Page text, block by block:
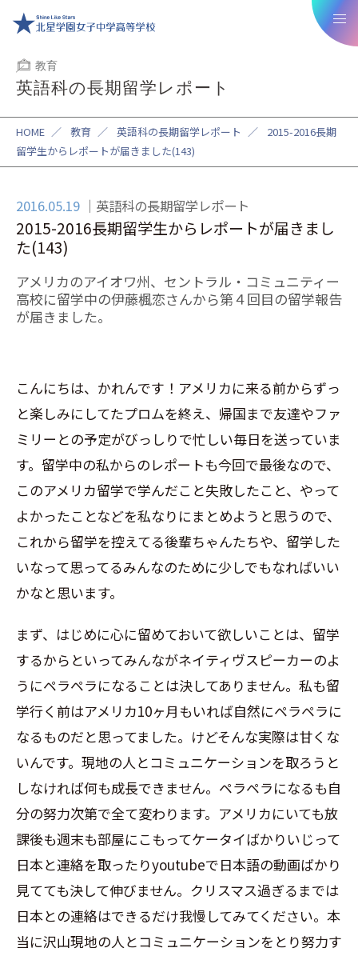
教育
英語科の長期留学レポート
HOME ／ 教育 ／ 英語科の長期留学レポート ／
2015-2016長期
留学生からレポートが届きました(143)
2016.05.19 英語科の長期留学レポート
2015-2016長期留学生からレポートが届きまし
た(143)
アメリカのアイオワ州、セントラル・コミュニティー
高校に留学中の伊藤楓恋さんから第４回目の留学報告
が届きました。
こんにちは、かれんです！アメリカに来る前からずっ
と楽しみにしてたプロムを終え、帰国まで友達やファ
ミリーとの予定がびっしりで忙しい毎日を送っていま
す。留学中の私からのレポートも今回で最後なので、
このアメリカ留学で学んだこと失敗したこと、やって
よかったことなどを私なりにまとめようと思うので、
これから留学を控えてる後輩ちゃんたちや、留学した
いなって思ってるみんなのために少しでもなればいい
かなと思います。
まず、はじめに心に留めておいて欲しいことは、留学
するからといってみんながネイティヴスピーカーのよ
うにペラペラになることは決してありません。私も留
学行く前はアメリカ10ヶ月もいれば自然にペラペラに
なるものだと思ってました。けどそんな実際は甘くな
いんです。現地の人とコミュニケーションを取ろうと
しなければ何も成長できません。ペラペラになるも自
分の努力次第で全て変わります。アメリカにいても放
課後も週末も部屋にこもってケータイばかりいじって
日本と連絡を取ったりyoutubeで日本語の動画ばかり
見てても決して伸びません。クリスマス過ぎるまでは
日本との連絡はできるだけ我慢してみてください。本
当に沢山現地の人とコミュニケーションをとり努力す